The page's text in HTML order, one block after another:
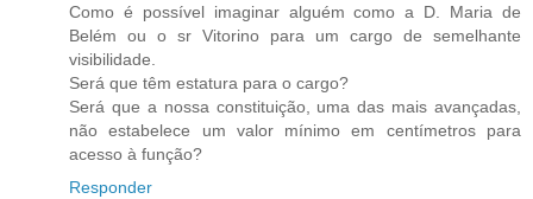
Como é possível imaginar alguém como a D. Maria de
Belém ou o sr Vitorino para um cargo de semelhante
visibilidade.
Será que têm estatura para o cargo?
Será que a nossa constituição, uma das mais avançadas,
não estabelece um valor mínimo em centímetros para
acesso à função?
Responder